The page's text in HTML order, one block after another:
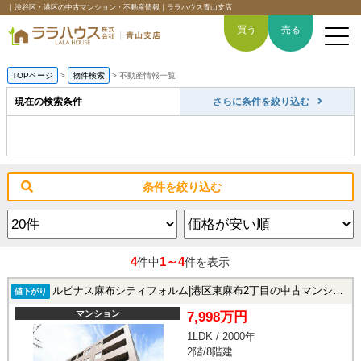
｜渋谷区・港区の中古マンション・不動産情報｜ララハウス青山支店
買いたい
売りたい
6つの強み
買う 売る
TOPページ > 物件検索 > 不動産情報一覧
現在の検索条件 さらに条件を絞り込む
条件を絞り込む
4件中1～4件を表示
値下がり ルピナス麻布シティフォルム|港区東麻布2丁目の中古マンション
マンション 7,998万円
1LDK / 2000年
2階/8階建